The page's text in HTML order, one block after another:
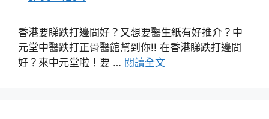
香港要睇跌打邊間好？又想要醫生紙有好推介？中
元堂中醫跌打正骨醫館幫到你!! 在香港睇跌打邊間
好？來中元堂啦！要 … 閱讀全文